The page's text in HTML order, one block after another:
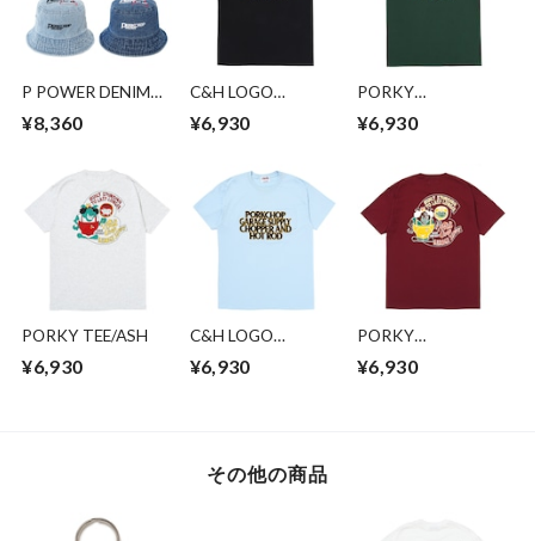
P POWER DENIM
¥8,360
C&H LOGO
TEE/BLACK
¥6,930
PORKY
GREEN
¥6,930
PORKY TEE/ASH
¥6,930
C&H LOGO
POCKET
TEE/LIGHT BLUE
¥6,930
PORKY
TEE/BURGUNDY
¥6,930
その他の商品